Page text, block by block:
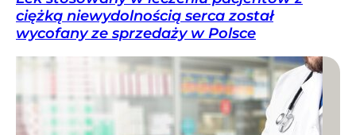
ciężką niewydolnością serca został
wycofany ze sprzedaży w Polsce